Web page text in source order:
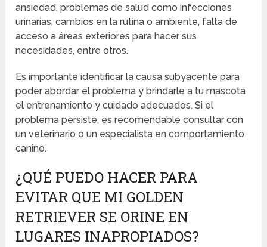
ansiedad, problemas de salud como infecciones
urinarias, cambios en la rutina o ambiente, falta de
acceso a áreas exteriores para hacer sus
necesidades, entre otros.
Es importante identificar la causa subyacente para
poder abordar el problema y brindarle a tu mascota
el entrenamiento y cuidado adecuados. Si el
problema persiste, es recomendable consultar con
un veterinario o un especialista en comportamiento
canino.
¿QUÉ PUEDO HACER PARA
EVITAR QUE MI GOLDEN
RETRIEVER SE ORINE EN
LUGARES INAPROPIADOS?